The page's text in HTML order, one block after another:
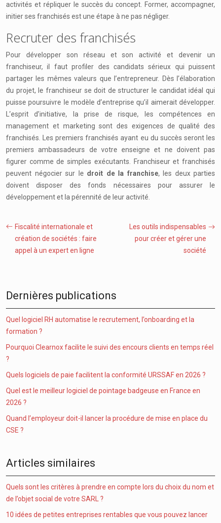
activités et répliquer le succès du concept. Former, accompagner,
initier ses franchisés est une étape à ne pas négliger.
Recruter des franchisés
Pour développer son réseau et son activité et devenir un
franchiseur, il faut profiler des candidats sérieux qui puissent
partager les mêmes valeurs que l’entrepreneur. Dès l’élaboration
du projet, le franchiseur se doit de structurer le candidat idéal qui
puisse poursuivre le modèle d’entreprise qu’il aimerait développer.
L’esprit d’initiative, la prise de risque, les compétences en
management et marketing sont des exigences de qualité des
franchisés. Les premiers franchisés ayant eu du succès seront les
premiers ambassadeurs de votre enseigne et ne doivent pas
figurer comme de simples exécutants. Franchiseur et franchisés
peuvent négocier sur le droit de la franchise, les deux parties
doivent disposer des fonds nécessaires pour assurer le
développement et la pérennité de leur activité.
Fiscalité internationale et
création de sociétés : faire
appel à un expert en ligne
Les outils indispensables
pour créer et gérer une
société
Dernières publications
Quel logiciel RH automatise le recrutement, l’onboarding et la
formation ?
Pourquoi Clearnox facilite le suivi des encours clients en temps réel
?
Quels logiciels de paie facilitent la conformité URSSAF en 2026 ?
Quel est le meilleur logiciel de pointage badgeuse en France en
2026 ?
Quand l’employeur doit-il lancer la procédure de mise en place du
CSE ?
Articles similaires
Quels sont les critères à prendre en compte lors du choix du nom et
de l’objet social de votre SARL ?
10 idées de petites entreprises rentables que vous pouvez lancer